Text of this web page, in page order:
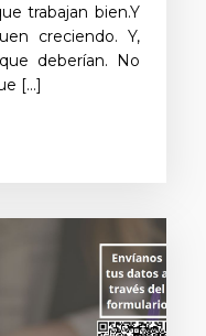
trabajan bien.Y
creciendo. Y,
deberían. No
[…]